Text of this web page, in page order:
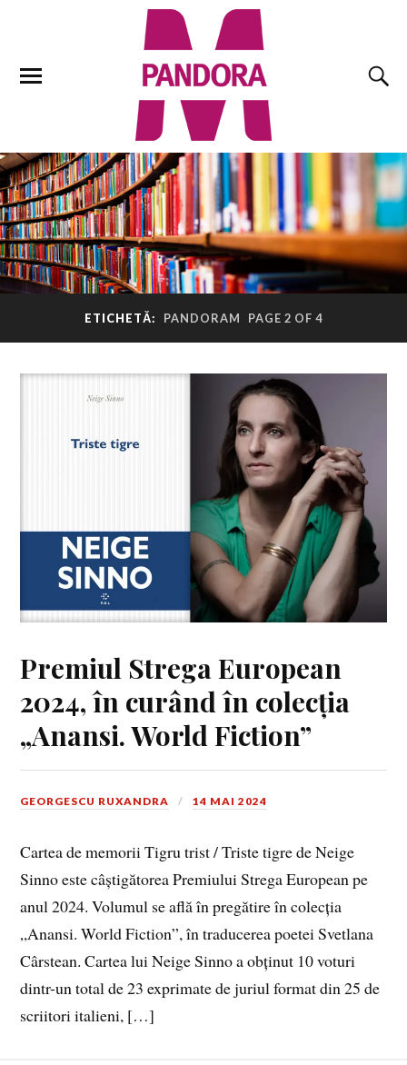
ETICHETĂ: PANDORAM PAGE 2 OF 4
Premiul Strega European
2024, în curând în colecția
„Anansi. World Fiction”
GEORGESCU RUXANDRA 14 MAI 2024
Cartea de memorii Tigru trist / Triste tigre de Neige
Sinno este câștigătorea Premiului Strega European pe
anul 2024. Volumul se află în pregătire în colecția
„Anansi. World Fiction”, în traducerea poetei Svetlana
Cârstean. Cartea lui Neige Sinno a obținut 10 voturi
dintr-un total de 23 exprimate de juriul format din 25 de
scriitori italieni, […]